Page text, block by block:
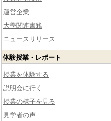
運営企業
大學関連書籍
ニュースリリース
体験授業・レポート
授業を体験する
説明会に行く
授業の様子を見る
見学者の声